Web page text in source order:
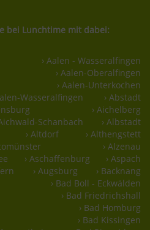
bei Lunchtime mit dabei:
› Aalen - Wasseralfingen
› Aalen-Oberalfingen
› Aalen-Unterkochen
Wasseralfingen
› Abstadt
› Aichelberg
Schanbach
› Albstadt
› Altdorf
› Althengstett
› Alzenau
› Aschaffenburg
› Aspach
› Augsburg
› Backnang
› Bad Boll - Eckwälden
› Bad Friedrichshall
› Bad Homburg
› Bad Kissingen